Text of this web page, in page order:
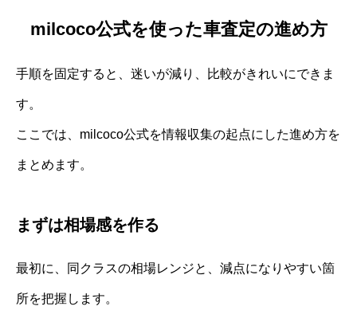
milcoco公式を使った車査定の進め方
手順を固定すると、迷いが減り、比較がきれいにできま
す。
ここでは、milcoco公式を情報収集の起点にした進め方を
まとめます。
まずは相場感を作る
最初に、同クラスの相場レンジと、減点になりやすい箇
所を把握します。